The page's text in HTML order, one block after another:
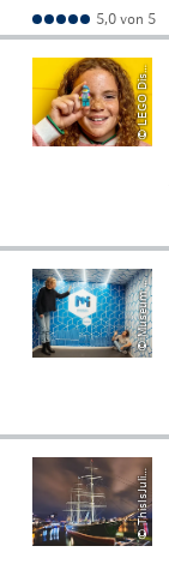
5,0 von 5
©
L
E
G
O
Di
s
c
o
v
e
r
y
C
e
n
t
r
e
©
M
u
s
e
u
m
d
e
r
Ill
u
si
o
n
e
n
©
T
hi
s
I
s
J
uli
a
P
h
o
t
o
g
r
a
p
h
y